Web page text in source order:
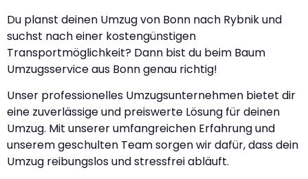
Du planst deinen Umzug von Bonn nach Rybnik und
suchst nach einer kostengünstigen
Transportmöglichkeit? Dann bist du beim Baum
Umzugsservice aus Bonn genau richtig!
Unser professionelles Umzugsunternehmen bietet dir
eine zuverlässige und preiswerte Lösung für deinen
Umzug. Mit unserer umfangreichen Erfahrung und
unserem geschulten Team sorgen wir dafür, dass dein
Umzug reibungslos und stressfrei abläuft.